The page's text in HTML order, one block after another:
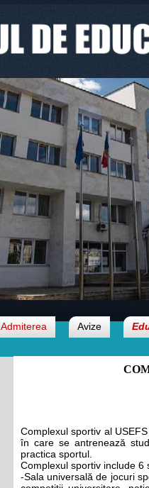
Admiterea Avize
Complexul sportiv al
în care se antrenează
practica sportul.
Complexul sportiv include 6
-Sala universală de jocuri